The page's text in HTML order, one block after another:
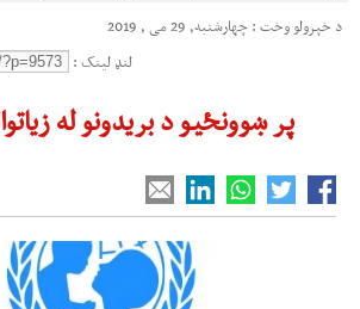
د خپرولو وخت : چهارشنبه, 29 می , 2019
لنډ لینک :
پر ښوونځیو د بریدونو له